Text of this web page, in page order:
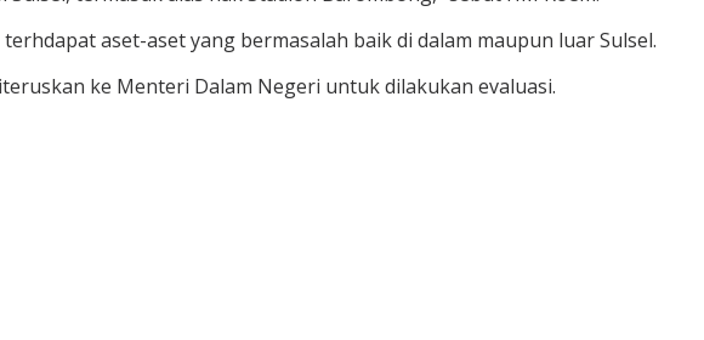
aset-aset yang bermasalah baik di dalam maupun luar Sulsel.
ke Menteri Dalam Negeri untuk dilakukan evaluasi.